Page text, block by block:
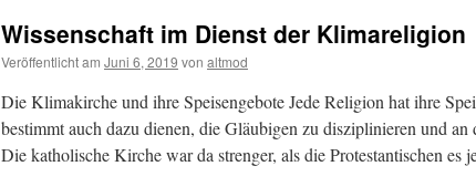
Wissenschaft im Dienst der Klimareligion
Veröffentlicht am Juni 6, 2019 von altmod
Die Klimakirche und ihre Speisengebote Jede Religion hat ihre
bestimmt auch dazu dienen, die Gläubigen zu disziplinieren und
Die katholische Kirche war da strenger, als die Protestantischen es